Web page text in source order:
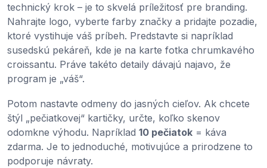
technický krok – je to skvelá príležitosť pre branding.
Nahrajte logo, vyberte farby značky a pridajte pozadie,
ktoré vystihuje váš príbeh. Predstavte si napríklad
susedskú pekáreň, kde je na karte fotka chrumkavého
croissantu. Práve takéto detaily dávajú najavo, že
program je „váš“.
Potom nastavte odmeny do jasných cieľov. Ak chcete
štýl „pečiatkovej“ kartičky, určte, koľko skenov
odomkne výhodu. Napríklad 10 pečiatok = káva
zdarma. Je to jednoduché, motivujúce a prirodzene to
podporuje návraty.